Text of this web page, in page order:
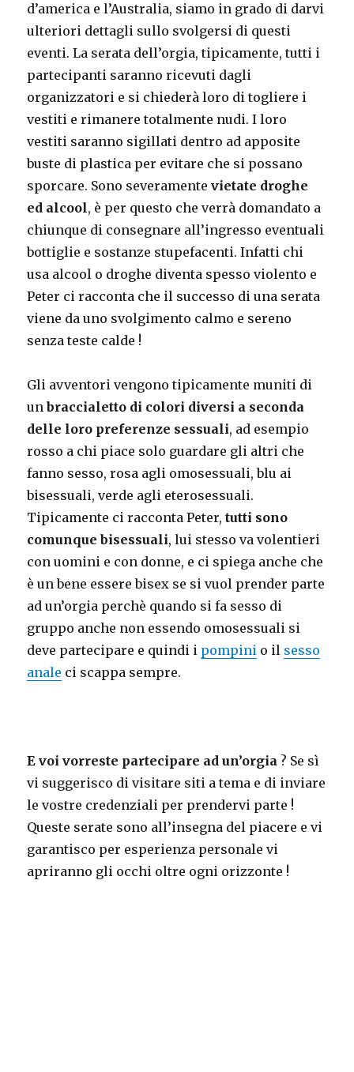
d’america e l’Australia, siamo in grado di darvi
ulteriori dettagli sullo svolgersi di questi
eventi. La serata dell’orgia, tipicamente, tutti i
partecipanti saranno ricevuti dagli
organizzatori e si chiederà loro di togliere i
vestiti e rimanere totalmente nudi. I loro
vestiti saranno sigillati dentro ad apposite
buste di plastica per evitare che si possano
sporcare. Sono severamente vietate droghe
ed alcool, è per questo che verrà domandato a
chiunque di consegnare all’ingresso eventuali
bottiglie e sostanze stupefacenti. Infatti chi
usa alcool o droghe diventa spesso violento e
Peter ci racconta che il successo di una serata
viene da uno svolgimento calmo e sereno
senza teste calde !
Gli avventori vengono tipicamente muniti di
unbraccialetto di colori diversi a seconda
delle loro preferenze sessuali, ad esempio
rosso a chi piace solo guardare gli altri che
fanno sesso, rosa agli omosessuali, blu ai
bisessuali, verde agli eterosessuali.
Tipicamente ci racconta Peter,tutti sono
comunque bisessuali, lui stesso va volentieri
con uomini e con donne, e ci spiega anche che
è un bene essere bisex se si vuol prender parte
ad un’orgia perchè quando si fa sesso di
gruppo anche non essendo omosessuali si
deve partecipare e quindi i pompini o il sesso
anale ci scappa sempre.
E voi vorreste partecipare ad un’orgia ? Se sì
vi suggerisco di visitare siti a tema e di inviare
le vostre credenziali per prendervi parte !
Queste serate sono all’insegna del piacere e vi
garantisco per esperienza personale vi
apriranno gli occhi oltre ogni orizzonte !